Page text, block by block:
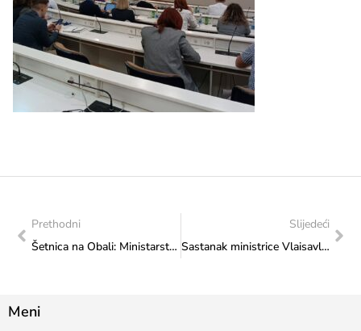
Prethodni
Šetnica na Obali: Ministarstvo nastavilo program obilježavanja Dana europskog nasljeđa 2023
Slijedeći
Sastanak ministrice Vlaisavljević s rukovodstvom SKPC „Mejdan“ Tuzla
Meni